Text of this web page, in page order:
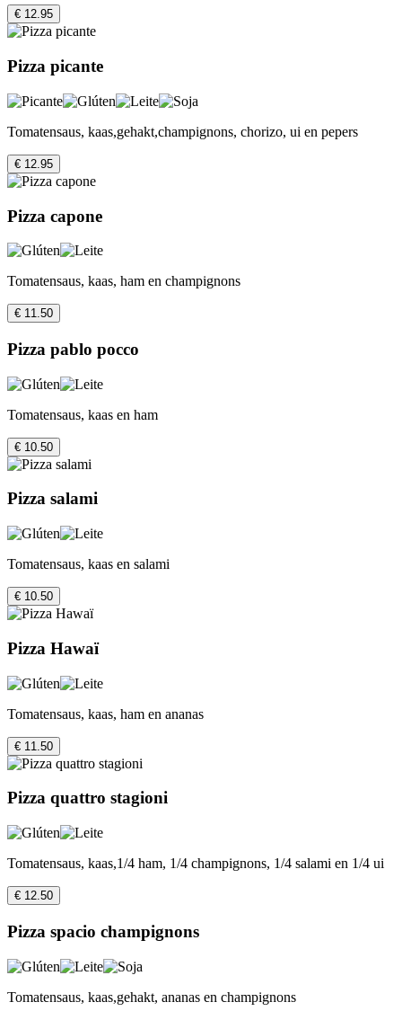
€ 12.95
Pizza picante
Tomatensaus, kaas,gehakt,champignons, chorizo, ui en pepers
€ 12.95
Pizza capone
Tomatensaus, kaas, ham en champignons
€ 11.50
Pizza pablo pocco
Tomatensaus, kaas en ham
€ 10.50
Pizza salami
Tomatensaus, kaas en salami
€ 10.50
Pizza Hawaï
Tomatensaus, kaas, ham en ananas
€ 11.50
Pizza quattro stagioni
Tomatensaus, kaas,1/4 ham, 1/4 champignons, 1/4 salami en 1/4 ui
€ 12.50
Pizza spacio champignons
Tomatensaus, kaas,gehakt, ananas en champignons